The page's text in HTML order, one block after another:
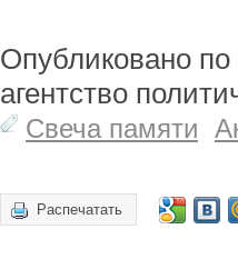
Опубликовано
агентство
Свеча памяти
Распечатать